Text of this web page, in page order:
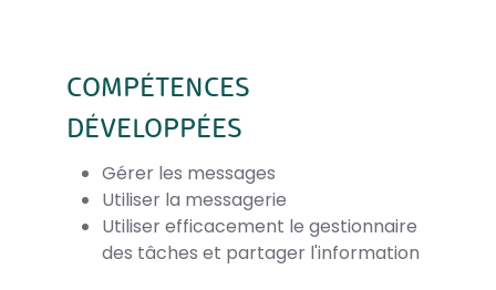
COMPÉTENCES
DÉVELOPPÉES
Gérer les messages
Utiliser la messagerie
Utiliser efficacement le gestionnaire
des tâches et partager l'information